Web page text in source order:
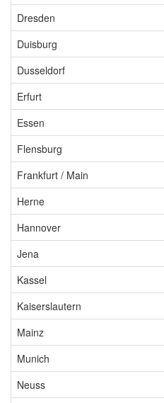
Dresden
Duisburg
Dusseldorf
Erfurt
Essen
Flensburg
Frankfurt / Main
Herne
Hannover
Jena
Kassel
Kaiserslautern
Mainz
Munich
Neuss